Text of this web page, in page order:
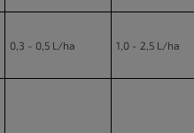
0,3 - 0,5 L/ha 1,0 - 2,5 L/ha